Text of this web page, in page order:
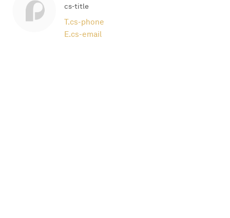
cs-title
T.cs-phone
E.cs-email